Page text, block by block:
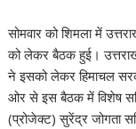
सोमवार को शिमला में
को लेकर बैठक हुई।
ने इसको लेकर हिमाचल
ओर से इस बैठक में विशेष
(प्रोजेक्ट) सुरेंद्र जोगता